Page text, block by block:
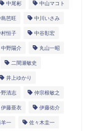
中尾彬 中山マコト
島芭旺 中川いさみ
村恒子 中谷彰宏
中野陽介 丸山一昭
二間瀬敏史
井上ゆかり
野清志 仲宗根敏之
伊藤亜衣 伊藤佑介
羊一 佐々木圭一